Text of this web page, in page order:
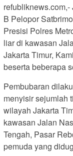
B Pelopor
Presisi Polres
liar di kawasan
Jakarta Timur,
beserta beberapa
Pembubaran
menyisir sejumlah
wilayah Jakarta
kawasan Jalan
Tengah, Pasar
pemuda yang